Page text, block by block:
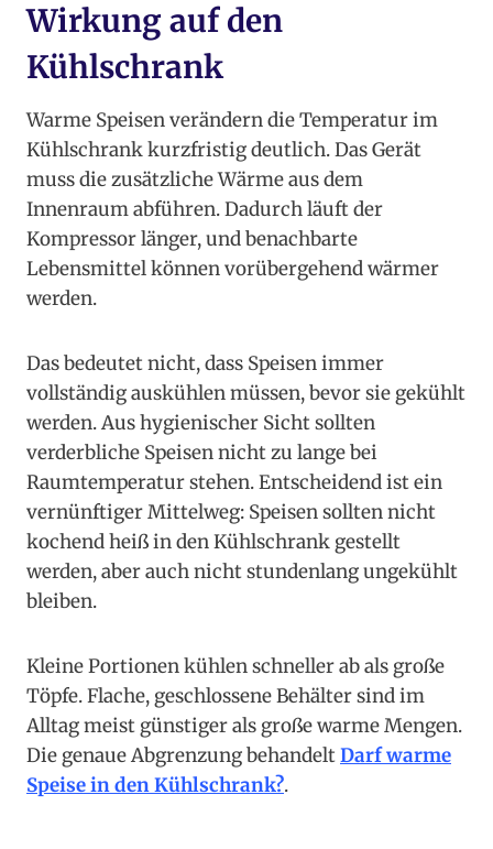
Wirkung auf den
Kühlschrank
Warme Speisen verändern die Temperatur im
Kühlschrank kurzfristig deutlich. Das Gerät
muss die zusätzliche Wärme aus dem
Innenraum abführen. Dadurch läuft der
Kompressor länger, und benachbarte
Lebensmittel können vorübergehend wärmer
werden.
Das bedeutet nicht, dass Speisen immer
vollständig auskühlen müssen, bevor sie gekühlt
werden. Aus hygienischer Sicht sollten
verderbliche Speisen nicht zu lange bei
Raumtemperatur stehen. Entscheidend ist ein
vernünftiger Mittelweg: Speisen sollten nicht
kochend heiß in den Kühlschrank gestellt
werden, aber auch nicht stundenlang ungekühlt
bleiben.
Kleine Portionen kühlen schneller ab als große
Töpfe. Flache, geschlossene Behälter sind im
Alltag meist günstiger als große warme Mengen.
Die genaue Abgrenzung behandeltDarf warme
Speise in den Kühlschrank?.